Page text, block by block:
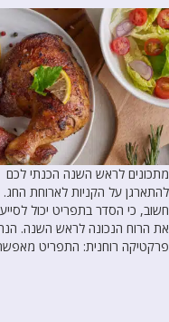
מתכונים לראש השנה הכנתי לכם
להתארגן על הקניות לארוחת
חשוב, כי הסדר בתפריט יכול
את הרוח הנכונה לראש השנה.
פרקטיקה רוחנית: התפריט